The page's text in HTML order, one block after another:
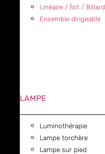
Linéaire / Îlot / Billard
Ensemble dirigeable
LAMPE
Luminothérapie
Lampe torchère
Lampe sur pied